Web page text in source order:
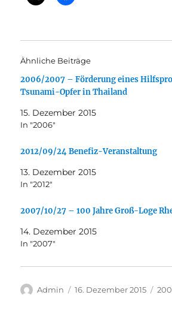
Ähnliche Beiträge
2006/2007 – Förderung eines
Tsunami-Opfer in Thailand
15. Dezember 2015
In "2006"
2012/09/24 Benefiz-Veranstaltung
13. Dezember 2015
In "2012"
2007/10/27 – 100 Jahre Groß-Loge
14. Dezember 2015
In "2007"
Autor
Admin
Veröffentlicht
16. Dezember 2015